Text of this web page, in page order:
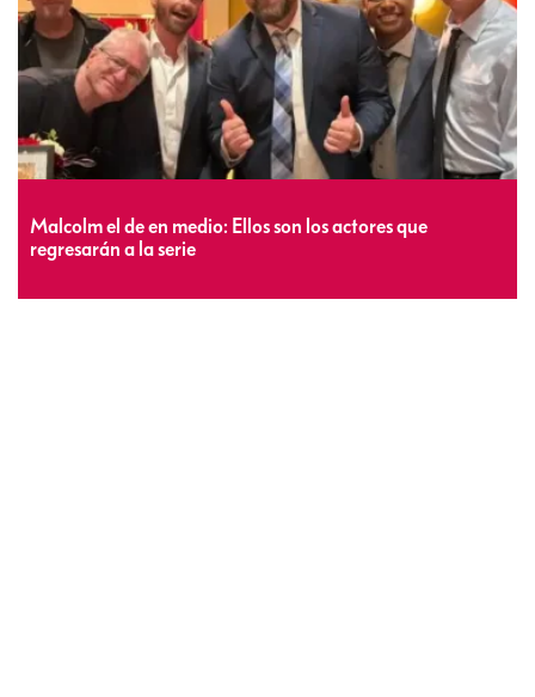
Malcolm el de en medio: Ellos son los actores que
regresarán a la serie